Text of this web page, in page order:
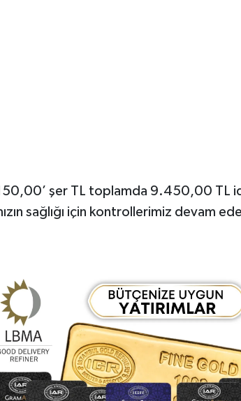
şer TL toplamda 9.450,00 TL
sağlığı için kontrollerimiz devam